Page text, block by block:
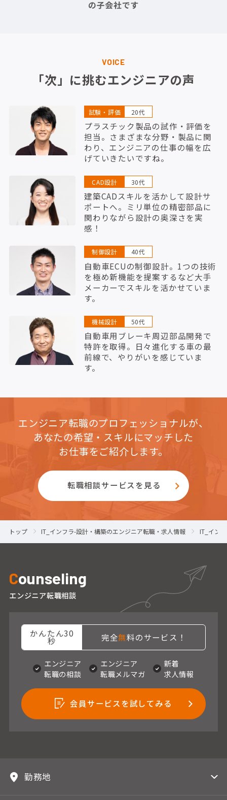
VOICE
「次」に挑むエンジニアの声
試験・評価 20代
プラスチック製品の試作・評価を
担当。さまざまな分野・製品に関
わり、エンジニアの仕事の幅を広
げていきたいですね。
CAD設計 30代
建築CADスキルを活かして設計サ
ポートへ。ミリ単位の精密部品に
関わりながら設計の奥深さを実
感！
制御設計 40代
自動車ECUの制御設計。1つの技術
を極め新機能を提案するなど大手
メーカーでスキルを活かせていま
す。
機械設計 50代
自動車用ブレーキ周辺部品開発で
特許を取得。日々進化する車の最
前線で、やりがいを感じていま
す。
エンジニア転職のプロフェッショナルが、
あなたの希望・スキルにマッチした
お仕事をご紹介します。
転職相談サービスを見る
トップ IT_インフラ-設計・構築のエンジニア転職・求人情報 IT_イン
Counseling
エンジニア転職相談
かんたん30
秒 完全無料のサービス！
エンジニア
転職の相談
エンジニア
転職メルマガ
新着
求人情報
会員サービスを試してみる
勤務地